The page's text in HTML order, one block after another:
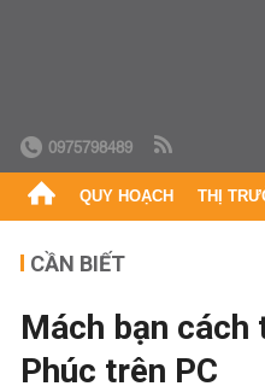
0975798489
QUY HOẠCH THỊ
CẦN BIẾT
Mách bạn cách
Phúc trên PC